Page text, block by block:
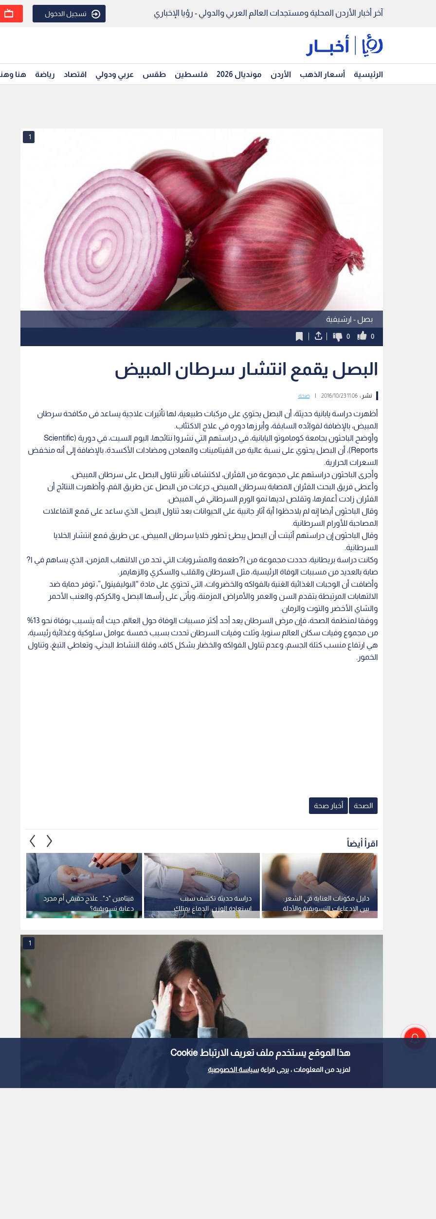
آخر أخبار الأردن المحلية ومستجدات العالم العربي والدولي - رؤيا الإخباري تسجيل الدخول
هذا الموقع يستخدم ملف تعريف الارتباط Cookie
لمزيد من المعلومات ، يرجى قراءةسياسة الخصوصية
الرئيسية أسعار الذهب الأردن مونديال 2026 فلسطين طقس عربي ودولي اقتصاد رياضة هنا
بصل - ارشيفية
1
0
0
البصل يقمع انتشار سرطان المبيض
نشر :11:06 2016/10/23 صحة
أظهرت دراسة يابانية حديثة، أن البصل يحتوي على مركبات طبيعية، لها تأثيرات علاجية يساعد فى مكافحة سرطان
المبيض، بالإضافة لفوائده السابقة، وأبرزها دوره في علاج الاكتئاب.
وأوضح الباحثون بجامعة كوماموتو اليابانية، في دراستهم التي نشروا نتائجها، اليوم السبت، في دورية (Scientific
Reports)، أن البصل يحتوي على نسبة عالية من الفيتامينات والمعادن ومضادات الأكسدة، بالإضافة إلى أنه منخفض
السعرات الحرارية.
وأجرى الباحثون دراستهم على مجموعة من الفئران، لاكتشاف تأثير تناول البصل على سرطان المبيض.
وأعطى فريق البحث الفئران المصابة بسرطان المبيض، جرعات من البصل عن طريق الفم، وأظهرت النتائج أن
الفئران زادت أعمارها، وتقلص لديها نمو الورم السرطاني في المبيض.
وقال الباحثون أيضا إنه لم يلاحظوا أية آثار جانبية على الحيوانات بعد تناول البصل، الذي ساعد على قمع التفاعلات
المصاحبة للأورام السرطانية.
وقال الباحثون إن دراستهم أثبتت أن البصل يبطئ تطور خلايا سرطان المبيض، عن طريق قمع انتشار الخلايا
السرطانية.
وكانت دراسة بريطانية، حددت مجموعة من ا?طعمة والمشروبات التي تحد من الالتهاب المزمن، الذي يساهم في ا?
صابة بالعديد من مسببات الوفاة الرئيسية، مثل السرطان والقلب والسكري والزهايمر.
وأضافت أن الوجبات الغذائية الغنية بالفواكه والخضروات، التي تحتوي على مادة “البوليفينول”، توفر حماية ضد
الالتهابات المرتبطة بتقدم السن والعمر والأمراض المزمنة، ويأتى على رأسها البصل، والكركم، والعنب الأحمر
والشاي الأخضر والتوت والرمان.
ووفقا لمنظمة الصحة، فإن مرض السرطان يعد أحد أكثر مسببات الوفاة حول العالم، حيث أنه يتسبب بوفاة نحو 13%
من مجموع وفيات سكان العالم سنويا، وثلث وفيات السرطان تحدث بسبب خمسة عوامل سلوكية وغذائية رئيسية،
هي ارتفاع منسب كتلة الجسم، وعدم تناول الفواكه والخضار بشكل كاف، وقلة النشاط البدني، وتعاطي التبغ، وتناول
الخمور.
الصحة أخبار صحة
اقرأ أيضاً
فيتامين "د".. علاج حقيقي أم مجرد
دعاية تسويقية؟
دراسة حديثة تكشف سبب
استعادة الوزن: الدماغ يمتلك
"ذاكرة بيولوجية" تقاوم الحمية
دليل مكونات العناية في الشعر:
بين الادعاءات التسويقية والأدلة
العلمية
1